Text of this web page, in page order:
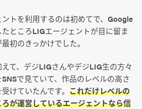
ントを利用するのは初めてで、Google
ところLIGエージェントが目に留ま
初のきっかけでした。
て、デジLIGさんやデジLIG生の方々
で見ていて、作品のレベルの高さ
けていたんです。 これだけレベルの
が運営しているエージェントなら信